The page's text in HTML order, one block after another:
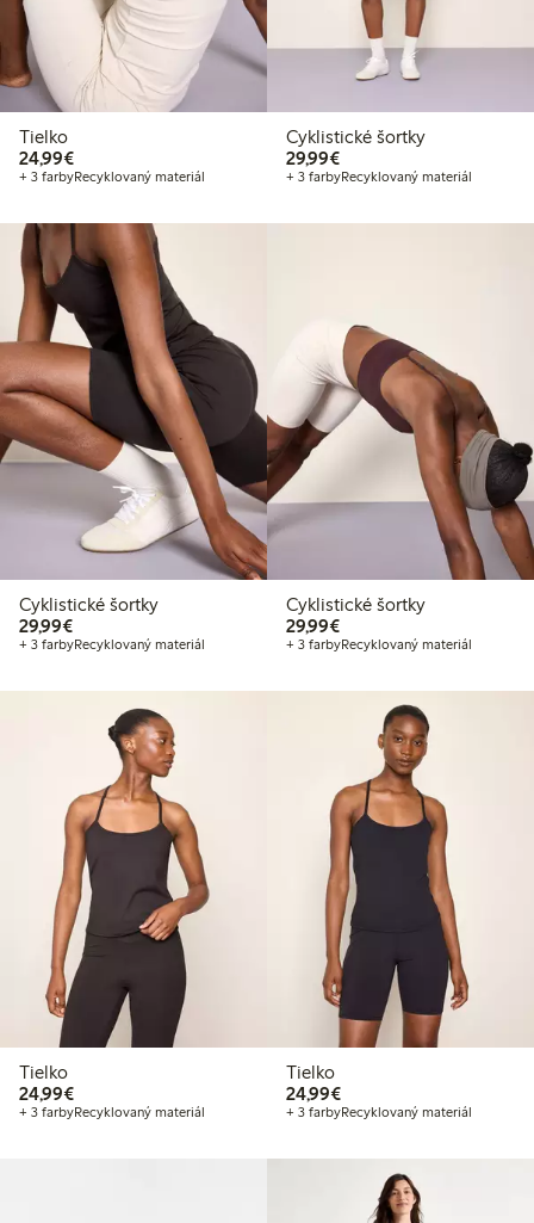
Tielko
24,99€24,99 €
+ 3 farbyRecyklovaný materiál
Cyklistické šortky
29,99€29,99 €
+ 3 farbyRecyklovaný materiál
Cyklistické šortky
29,99€29,99 €
+ 3 farbyRecyklovaný materiál
Cyklistické šortky
29,99€29,99 €
+ 3 farbyRecyklovaný materiál
Tielko
24,99€24,99 €
+ 3 farbyRecyklovaný materiál
Tielko
24,99€24,99 €
+ 3 farbyRecyklovaný materiál